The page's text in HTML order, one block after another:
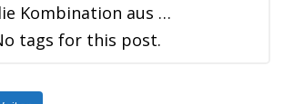
Kombination aus …
tags for this post.